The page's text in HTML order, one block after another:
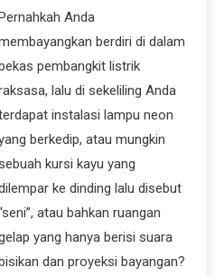
Anda
berdiri di dalam
pembangkit listrik
lalu di sekeliling Anda
instalasi lampu neon
berkedip, atau mungkin
kursi kayu yang
ke dinding lalu disebut
atau bahkan ruangan
yang hanya berisi suara
dan proyeksi bayangan?